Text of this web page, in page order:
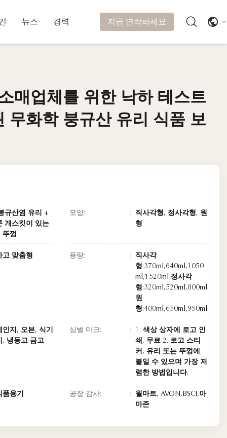
뉴스 경력 지금 연락하세요
매업체를 위한 낙하 테스트
무화학 붕규산 유리 식품 보
매업체를 위한 낙하 테스트
무화학 붕규산 유리 식품 보
규산염 유리 +
개스킷이 있는
뚜껑
모양:
직사각형, 정사각형, 원
형
고 맞춤형 용량:
직사각
형:370ml,640ml,1050
ml,1520ml 정사각
형:320ml,520ml,800ml
원
형:400ml,650ml,950ml
인지, 오븐, 식기
, 냉동고 금고
심벌 마크:
1. 색상 상자에 로고 인
쇄, 무료 2. 로고 스티
커, 유리 또는 뚜껑에
붙일 수 있으며 가장 저
렴한 방법입니다.
용기 공장 감사:
월마트, AVON,BSCI,아
마존